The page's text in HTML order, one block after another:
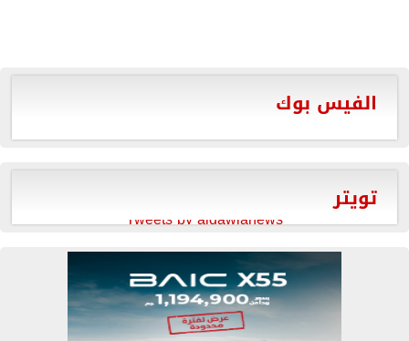
الفيس بوك
تويتر
Tweets by aldawlanews